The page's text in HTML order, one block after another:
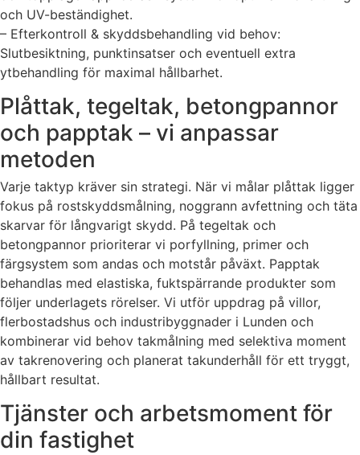
och UV-beständighet.
– Efterkontroll & skyddsbehandling vid behov:
Slutbesiktning, punktinsatser och eventuell extra
ytbehandling för maximal hållbarhet.
Plåttak, tegeltak, betongpannor
och papptak – vi anpassar
metoden
Varje taktyp kräver sin strategi. När vi målar plåttak ligger
fokus på rostskyddsmålning, noggrann avfettning och täta
skarvar för långvarigt skydd. På tegeltak och
betongpannor prioriterar vi porfyllning, primer och
färgsystem som andas och motstår påväxt. Papptak
behandlas med elastiska, fuktspärrande produkter som
följer underlagets rörelser. Vi utför uppdrag på villor,
flerbostadshus och industribyggnader i Lunden och
kombinerar vid behov takmålning med selektiva moment
av takrenovering och planerat takunderhåll för ett tryggt,
hållbart resultat.
Tjänster och arbetsmoment för
din fastighet